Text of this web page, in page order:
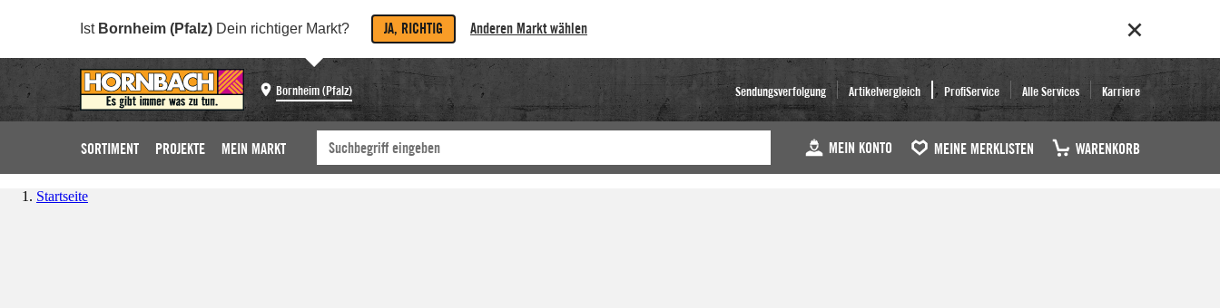
Ist Bornheim (Pfalz) Dein richtiger Markt? JA, RICHTIG Anderen Markt wählen
Bornheim (Pfalz) Sendungsverfolgung Artikelvergleich ProfiService Alle Services Karriere
SORTIMENT PROJEKTE MEIN MARKT MEIN KONTO MEINE MERKLISTEN WARENKORB
Startseite